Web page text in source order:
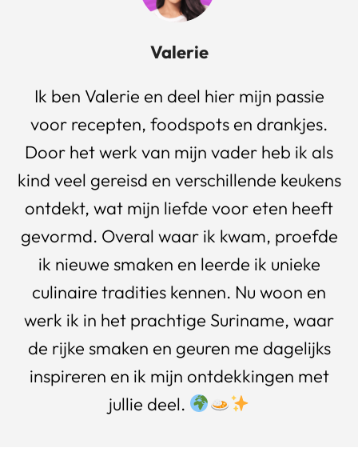
Valerie
Ik ben Valerie en deel hier mijn passie
voor recepten, foodspots en drankjes.
Door het werk van mijn vader heb ik als
kind veel gereisd en verschillende keukens
ontdekt, wat mijn liefde voor eten heeft
gevormd. Overal waar ik kwam, proefde
ik nieuwe smaken en leerde ik unieke
culinaire tradities kennen. Nu woon en
werk ik in het prachtige Suriname, waar
de rijke smaken en geuren me dagelijks
inspireren en ik mijn ontdekkingen met
jullie deel.